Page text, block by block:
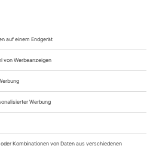
Preise für Käufe
vor Auslösen der Bestellung
9,99 €